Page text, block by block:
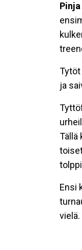
Tytöt
ja
Tällä
Ensi
vielä.